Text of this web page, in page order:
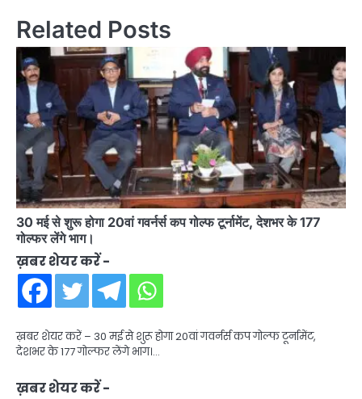
Related Posts
30 मई से शुरू होगा 20वां गवर्नर्स कप गोल्फ टूर्नामेंट, देशभर के 177
गोल्फर लेंगे भाग।
ख़बर शेयर करें -
ख़बर शेयर करें – 30 मई से शुरू होगा 20वां गवर्नर्स कप गोल्फ टूर्नामेंट,
देशभर के 177 गोल्फर लेंगे भाग।…
ख़बर शेयर करें -